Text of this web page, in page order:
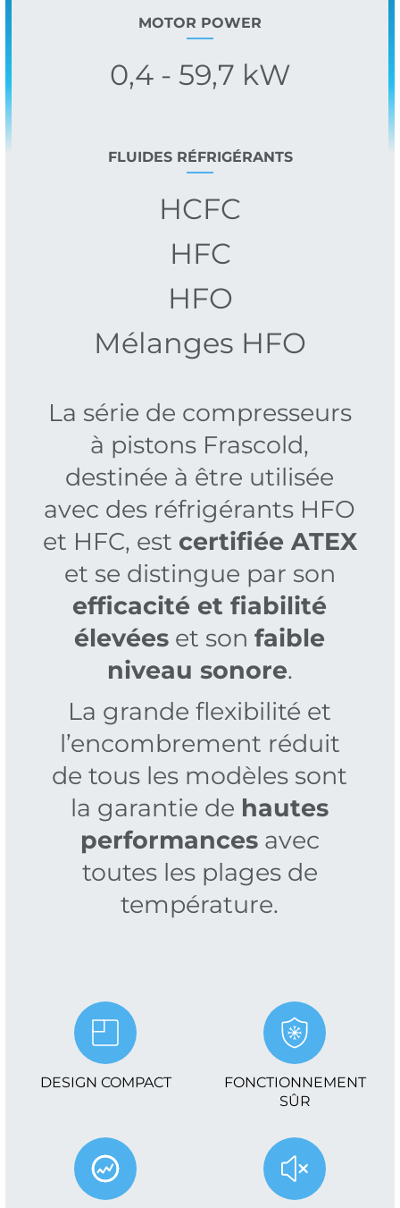
MOTOR POWER
0,4 - 59,7 kW
FLUIDES RÉFRIGÉRANTS
HCFC
HFC
HFO
Mélanges HFO
La série de compresseurs
à pistons Frascold,
destinée à être utilisée
avec des réfrigérants HFO
et HFC, est certifiée ATEX
et se distingue par son
efficacité et fiabilité
élevées et sonfaible
niveau sonore.
La grande flexibilité et
l’encombrement réduit
de tous les modèles sont
la garantie de hautes
performancesavec
toutes les plages de
température.
DESIGN COMPACT
FONCTIONNEMENT
SÛR